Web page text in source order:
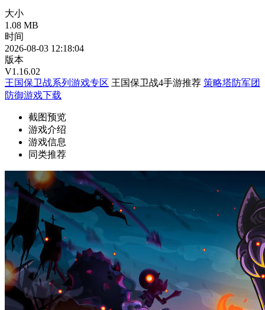
大小
1.08 MB
时间
2026-08-03 12:18:04
版本
V1.16.02
王国保卫战系列游戏专区 王国保卫战4手游推荐 策略塔防军团
防御游戏下载
截图预览
游戏介绍
游戏信息
同类推荐